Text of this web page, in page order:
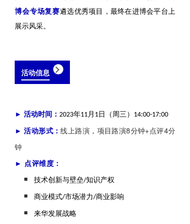
博会专场复赛遴选优秀项目，最终在进博会平台上
展示风采。
活动信息
► 活动时间： 2023年11 月 1 日（周三） 14:00-17:00
► 活动形式：线上路演 ，项目路演8分钟+点评4分
钟
► 点评维度：
技术创新与壁垒/知识产权
商业模式/市场潜力/商业影响
来华发展战略